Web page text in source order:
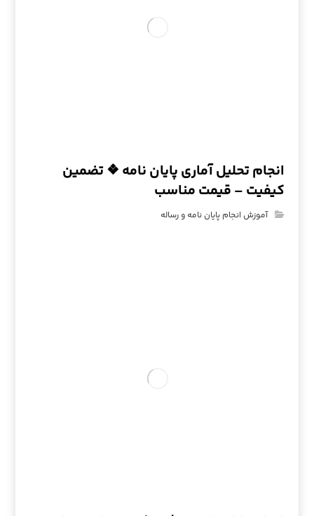
انجام تحلیل آماری پایان نامه ❖ تضمین
کیفیت – قیمت مناسب
آموزش انجام پایان نامه و رساله